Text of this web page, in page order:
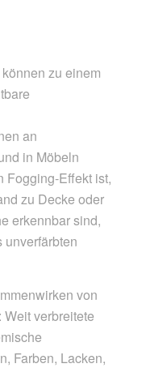
zu einem
an
in Möbeln
Fogging-Effekt ist,
zu Decke oder
erkennbar sind,
von
verbreitete
Farben, Lacken,